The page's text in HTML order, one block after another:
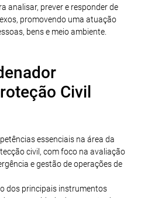
analisar, prever e responder de
promovendo uma atuação
bens e meio ambiente.
Civil
essenciais na área da
civil, com foco na avaliação
e gestão de operações de
dos principais instrumentos